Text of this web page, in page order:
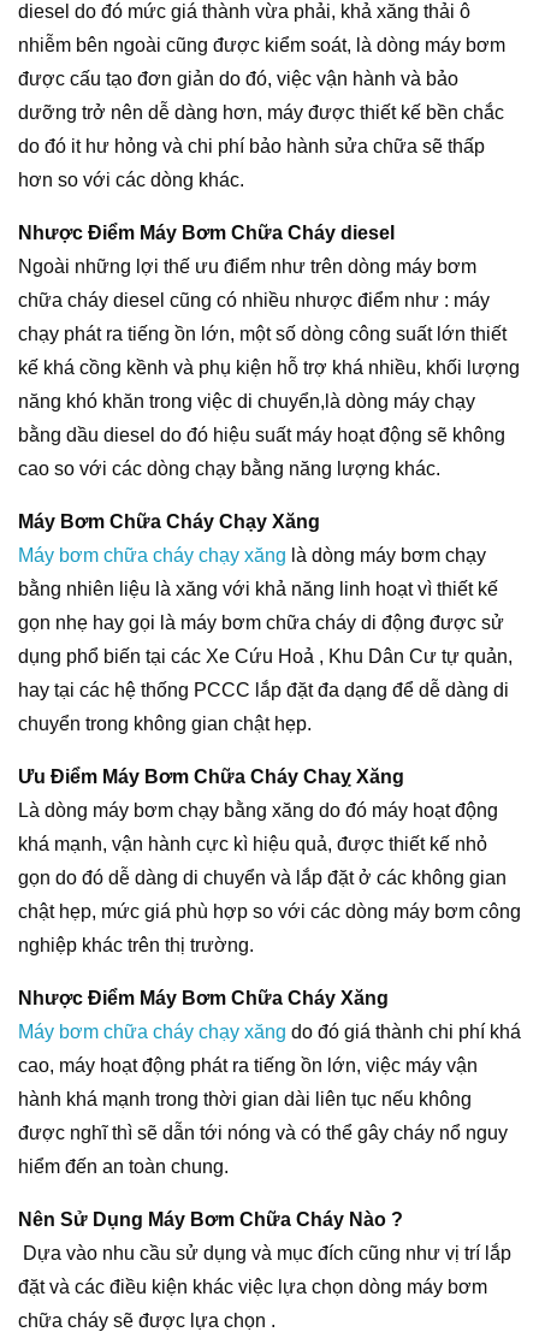
diesel do đó mức giá thành vừa phải, khả xăng thải ô
nhiễm bên ngoài cũng được kiểm soát, là dòng máy bơm
được cấu tạo đơn giản do đó, việc vận hành và bảo
dưỡng trở nên dễ dàng hơn, máy được thiết kế bền chắc
do đó it hư hỏng và chi phí bảo hành sửa chữa sẽ thấp
hơn so với các dòng khác.
Nhược Điểm Máy Bơm Chữa Cháy diesel
Ngoài những lợi thế ưu điểm như trên dòng máy bơm
chữa cháy diesel cũng có nhiều nhược điểm như : máy
chạy phát ra tiếng ồn lớn, một số dòng công suất lớn thiết
kế khá cồng kềnh và phụ kiện hỗ trợ khá nhiều, khối lượng
năng khó khăn trong việc di chuyển,là dòng máy chạy
bằng dầu diesel do đó hiệu suất máy hoạt động sẽ không
cao so với các dòng chạy bằng năng lượng khác.
Máy Bơm Chữa Cháy Chạy Xăng
Máy bơm chữa cháy chạy xăng là dòng máy bơm chạy
bằng nhiên liệu là xăng với khả năng linh hoạt vì thiết kế
gọn nhẹ hay gọi là máy bơm chữa cháy di động được sử
dụng phổ biến tại các Xe Cứu Hoả , Khu Dân Cư tự quản,
hay tại các hệ thống PCCC lắp đặt đa dạng để dễ dàng di
chuyển trong không gian chật hẹp.
Ưu Điểm Máy Bơm Chữa Cháy Chaỵ Xăng
Là dòng máy bơm chạy bằng xăng do đó máy hoạt động
khá mạnh, vận hành cực kì hiệu quả, được thiết kế nhỏ
gọn do đó dễ dàng di chuyển và lắp đặt ở các không gian
chật hẹp, mức giá phù hợp so với các dòng máy bơm công
nghiệp khác trên thị trường.
Nhược Điểm Máy Bơm Chữa Cháy Xăng
Máy bơm chữa cháy chạy xăng do đó giá thành chi phí khá
cao, máy hoạt động phát ra tiếng ồn lớn, việc máy vận
hành khá mạnh trong thời gian dài liên tục nếu không
được nghĩ thì sẽ dẫn tới nóng và có thể gây cháy nổ nguy
hiểm đến an toàn chung.
Nên Sử Dụng Máy Bơm Chữa Cháy Nào ?
Dựa vào nhu cầu sử dụng và mục đích cũng như vị trí lắp
đặt và các điều kiện khác việc lựa chọn dòng máy bơm
chữa cháy sẽ được lựa chọn .